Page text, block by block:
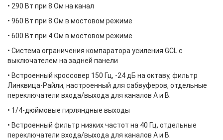
• 290 Вт при 8 Ом на канал
• 960 Вт при 8 Ом в мостовом режиме
• 600 Вт при 4 Ом в мостовом режиме
• Система ограничения компаратора усиления GCL с
выключателем на задней панели
• Встроенный кроссовер 150 Гц, -24 дБ на октаву, фильтр
Линквица-Райли, настроенный для сабвуферов, отдельные
переключатели входа/выхода для каналов A и B.
• 1/4-дюймовые гирляндные выходы
• Встроенный фильтр низких частот на 40 Гц, отдельные
переключатели входа/выхода для каналов A и B.